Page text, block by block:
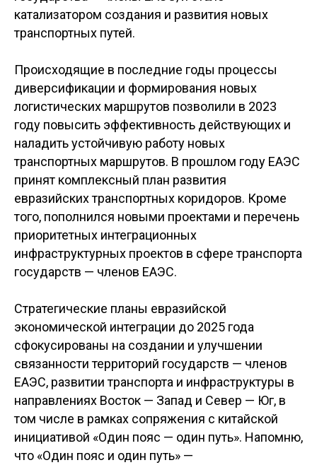
катализатором создания и развития новых
транспортных путей.
Происходящие в последние годы процессы
диверсификации и формирования новых
логистических маршрутов позволили в 2023
году повысить эффективность действующих и
наладить устойчивую работу новых
транспортных маршрутов. В прошлом году ЕАЭС
принят комплексный план развития
евразийских транспортных коридоров. Кроме
того, пополнился новыми проектами и перечень
приоритетных интеграционных
инфраструктурных проектов в сфере транспорта
государств — членов ЕАЭС.
Стратегические планы евразийской
экономической интеграции до 2025 года
сфокусированы на создании и улучшении
связанности территорий государств — членов
ЕАЭС, развитии транспорта и инфраструктуры в
направлениях Восток — Запад и Север — Юг, в
том числе в рамках сопряжения с китайской
инициативой «Один пояс — один путь». Напомню,
что «Один пояс и один путь» —